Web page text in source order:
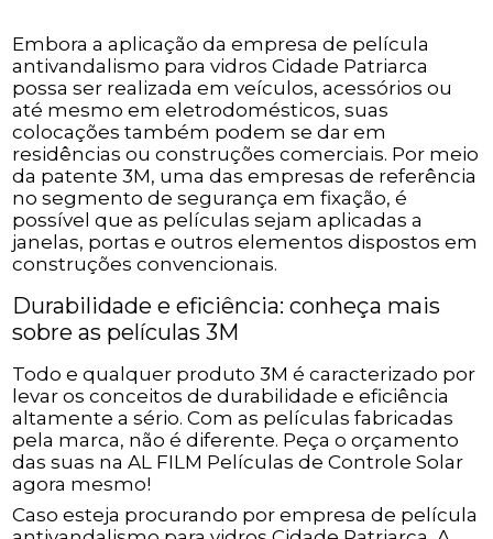
Embora a aplicação da empresa de película
antivandalismo para vidros Cidade Patriarca
possa ser realizada em veículos, acessórios ou
até mesmo em eletrodomésticos, suas
colocações também podem se dar em
residências ou construções comerciais. Por meio
da patente 3M, uma das empresas de referência
no segmento de segurança em fixação, é
possível que as películas sejam aplicadas a
janelas, portas e outros elementos dispostos em
construções convencionais.
Durabilidade e eficiência: conheça mais
sobre as películas 3M
Todo e qualquer produto 3M é caracterizado por
levar os conceitos de durabilidade e eficiência
altamente a sério. Com as películas fabricadas
pela marca, não é diferente. Peça o orçamento
das suas na AL FILM Películas de Controle Solar
agora mesmo!
Caso esteja procurando por empresa de película